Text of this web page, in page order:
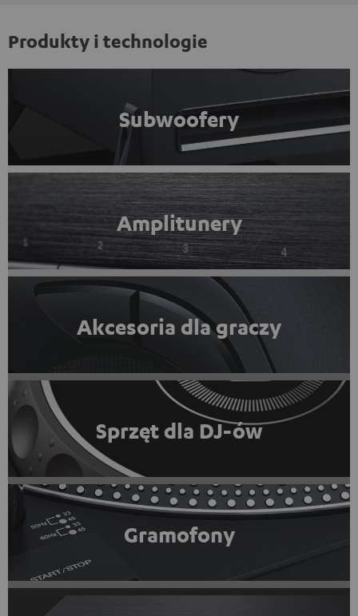
Produkty i technologie
Subwoofery
Amplitunery
Akcesoria dla graczy
Sprzęt dla DJ-ów
Gramofony